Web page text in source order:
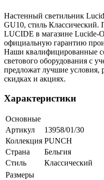
Настенный светильник
GU10, стиль Классический.
LUCIDE в магазине Lucide-
официальную гарантию
Наши квалифицированные
светового оборудования с
предложат лучшие условия,
скидках и акциях.
Характеристики
Основные
Артикул
13958/01/30
Коллекция PUNCH
Страна
Бельгия
Стиль
Классический
Размеры